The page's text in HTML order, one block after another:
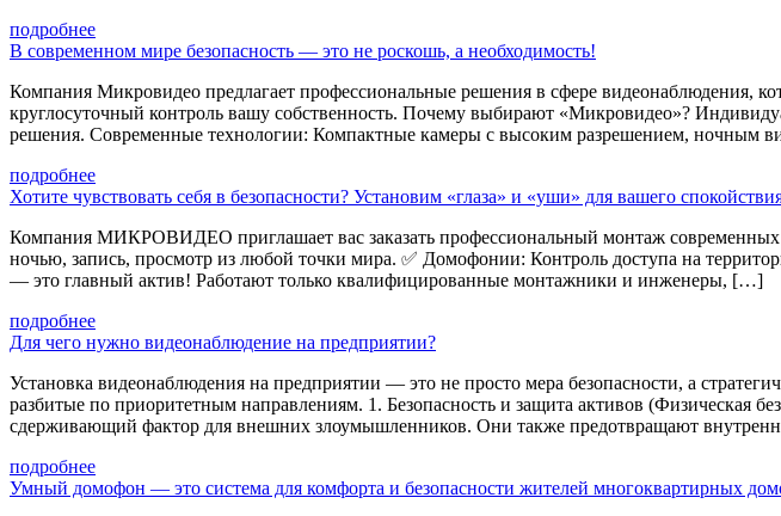
подробнее
В современном мире безопасность — это не роскошь, а необходимость!
Компания Микровидео предлагает профессиональные решения в сфере видеонаблюдения,
круглосуточный контроль вашу собственность. Почему выбирают «Микровидео»?
решения. Современные технологии: Компактные камеры с высоким разрешением, ночным
подробнее
Хотите чувствовать себя в безопасности? Установим «глаза» и «уши» для вашего
Компания МИКРОВИДЕО приглашает вас заказать профессиональный монтаж
ночью, запись, просмотр из любой точки мира. ✅ Домофонии: Контроль доступа на
— это главный актив! Работают только квалифицированные монтажники и инженеры, […]
подробнее
Для чего нужно видеонаблюдение на предприятии?
Установка видеонаблюдения на предприятии — это не просто мера безопасности, а
разбитые по приоритетным направлениям. 1. Безопасность и защита активов (Физическая
сдерживающий фактор для внешних злоумышленников. Они также предотвращают
подробнее
Умный домофон — это система для комфорта и безопасности жителей многоквартирных